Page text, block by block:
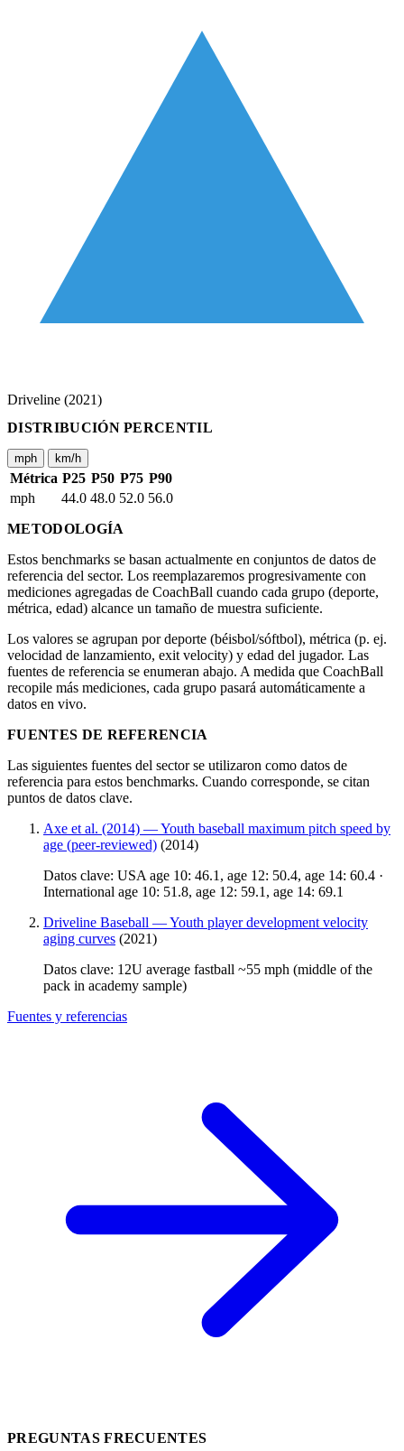
Driveline (2021)
DISTRIBUCIÓN PERCENTIL
mph km/h
Métrica P25 P50 P75 P90
mph
44.0 48.0 52.0 56.0
METODOLOGÍA
Estos benchmarks se basan actualmente en conjuntos de datos de
referencia del sector. Los reemplazaremos progresivamente con
mediciones agregadas de CoachBall cuando cada grupo (deporte,
métrica, edad) alcance un tamaño de muestra suficiente.
Los valores se agrupan por deporte (béisbol/sóftbol), métrica (p. ej.
velocidad de lanzamiento, exit velocity) y edad del jugador. Las
fuentes de referencia se enumeran abajo. A medida que CoachBall
recopile más mediciones, cada grupo pasará automáticamente a
datos en vivo.
FUENTES DE REFERENCIA
Las siguientes fuentes del sector se utilizaron como datos de
referencia para estos benchmarks. Cuando corresponde, se citan
puntos de datos clave.
Axe et al. (2014) — Youth baseball maximum pitch speed by
age (peer-reviewed) (2014)
Datos clave: USA age 10: 46.1, age 12: 50.4, age 14: 60.4 ·
International age 10: 51.8, age 12: 59.1, age 14: 69.1
Driveline Baseball — Youth player development velocity
aging curves (2021)
Datos clave: 12U average fastball ~55 mph (middle of the
pack in academy sample)
Fuentes y referencias
PREGUNTAS FRECUENTES